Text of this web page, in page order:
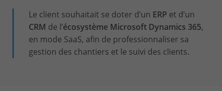
Le client souhaitait se doter d’un ERP et d’un
CRM de l’écosystème Microsoft Dynamics 365,
en mode SaaS, afin de professionnaliser sa
gestion des chantiers et le suivi des clients.